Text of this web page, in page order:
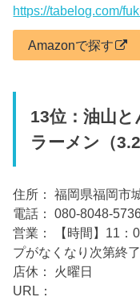
https://tabelog.com/
Amazonで探す
13位：油山
ラーメン（
住所： 福岡県福岡市
電話： 080-8048-
営業： 【時間】11
プがなくなり次第終
店休： 火曜日
URL：